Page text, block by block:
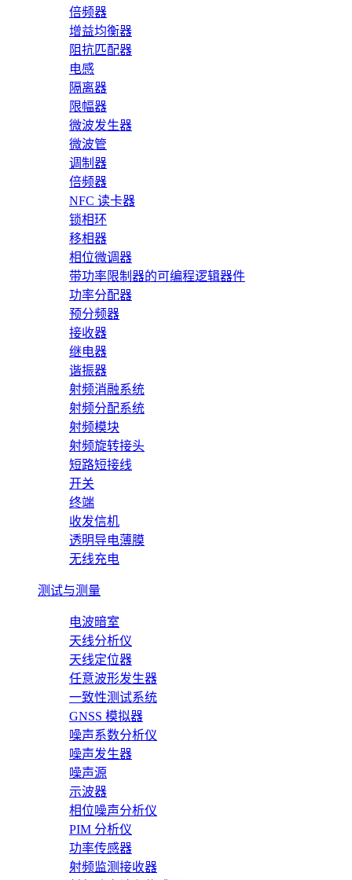
倍频器
增益均衡器
阻抗匹配器
电感
隔离器
限幅器
微波发生器
微波管
调制器
倍频器
NFC 读卡器
锁相环
移相器
相位微调器
带功率限制器的可编程逻辑器件
功率分配器
预分频器
接收器
继电器
谐振器
射频消融系统
射频分配系统
射频模块
射频旋转接头
短路短接线
开关
终端
收发信机
透明导电薄膜
无线充电
测试与测量
电波暗室
天线分析仪
天线定位器
任意波形发生器
一致性测试系统
GNSS 模拟器
噪声系数分析仪
噪声发生器
噪声源
示波器
相位噪声分析仪
PIM 分析仪
功率传感器
射频监测接收器